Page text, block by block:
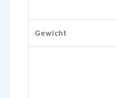
Gewicht